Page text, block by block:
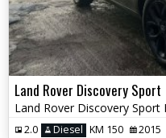
Land Rover Discovery Sport
2.0 Diesel KM 150 2015